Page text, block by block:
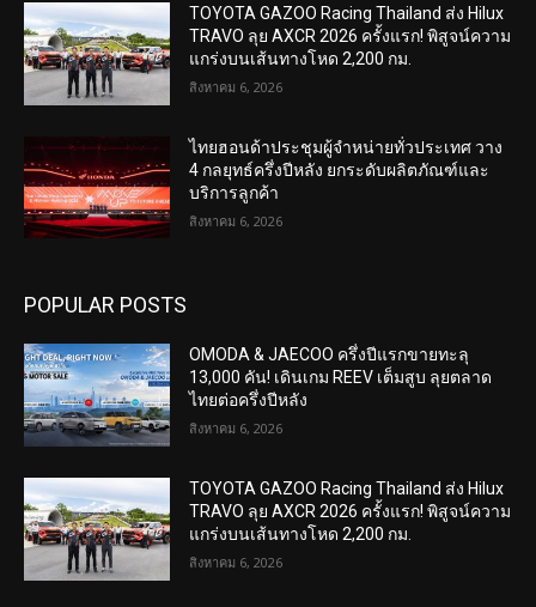
TOYOTA GAZOO Racing Thailand ส่ง Hilux
TRAVO ลุย AXCR 2026 ครั้งแรก! พิสูจน์ความ
แกร่งบนเส้นทางโหด 2,200 กม.
สิงหาคม 6, 2026
ไทยฮอนด้าประชุมผู้จำหน่ายทั่วประเทศ วาง
4 กลยุทธ์ครึ่งปีหลัง ยกระดับผลิตภัณฑ์และ
บริการลูกค้า
สิงหาคม 6, 2026
POPULAR POSTS
OMODA & JAECOO ครึ่งปีแรกขายทะลุ
13,000 คัน! เดินเกม REEV เต็มสูบ ลุยตลาด
ไทยต่อครึ่งปีหลัง
สิงหาคม 6, 2026
TOYOTA GAZOO Racing Thailand ส่ง Hilux
TRAVO ลุย AXCR 2026 ครั้งแรก! พิสูจน์ความ
แกร่งบนเส้นทางโหด 2,200 กม.
สิงหาคม 6, 2026